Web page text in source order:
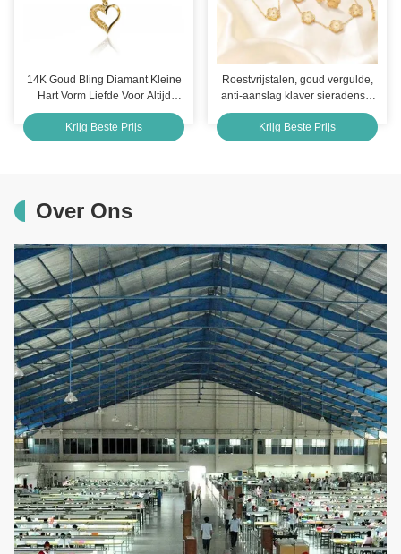
14K Goud Bling Diamant Kleine
Hart Vorm Liefde Voor Altijd
Ketting Voor Mama
Krijg Beste Prijs
Roestvrijstalen, goud vergulde,
anti-aanslag klaver sieradenset
voor meisjes & vrouwen
Krijg Beste Prijs
Over Ons